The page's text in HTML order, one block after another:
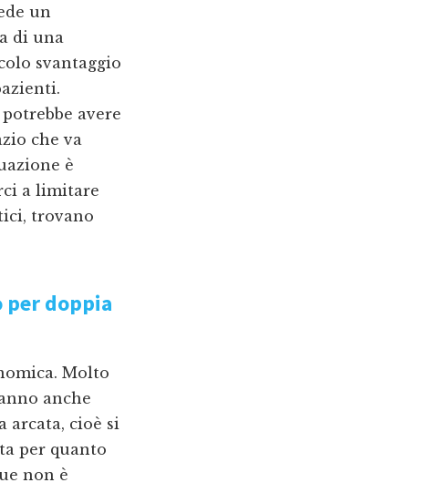
un
di una
svantaggio
avere
che va
è
a limitare
trovano
per doppia
Molto
anche
arcata, cioè si
per quanto
non è